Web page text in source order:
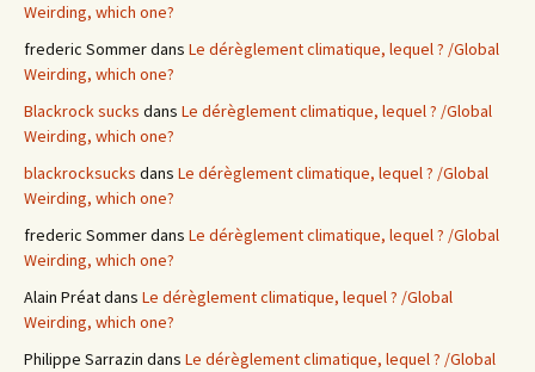
Weirding, which one?
frederic Sommerdans Le dérèglement climatique, lequel ? /Global
Weirding, which one?
Blackrock sucks dans Le dérèglement climatique, lequel ? /Global
Weirding, which one?
blackrocksucks dans Le dérèglement climatique, lequel ? /Global
Weirding, which one?
frederic Sommerdans Le dérèglement climatique, lequel ? /Global
Weirding, which one?
Alain Préatdans Le dérèglement climatique, lequel ? /Global
Weirding, which one?
Philippe Sarrazin dans Le dérèglement climatique, lequel ? /Global